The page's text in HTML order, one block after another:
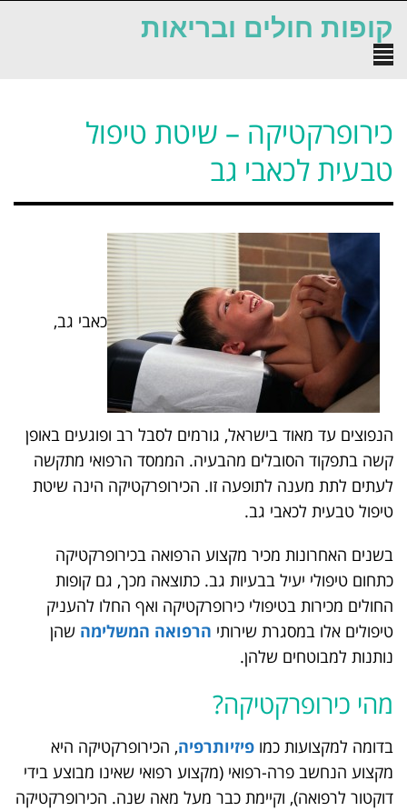
קופות חולים ובריאות
תפריט
כירופרקטיקה – שיטת טיפול
טבעית לכאבי גב
כאבי גב,
הנפוצים עד מאוד בישראל, גורמים לסבל רב ופוגעים באופן
קשה בתפקוד הסובלים מהבעיה. הממסד הרפואי מתקשה
לעתים לתת מענה לתופעה זו. הכירופרקטיקה הינה שיטת
טיפול טבעית לכאבי גב.
בשנים האחרונות מכיר מקצוע הרפואה בכירופרקטיקה
כתחום טיפולי יעיל בבעיות גב. כתוצאה מכך, גם קופות
החולים מכירות בטיפולי כירופרקטיקה ואף החלו להעניק
טיפולים אלו במסגרת שירותי הרפואה המשלימה שהן
נותנות למבוטחים שלהן.
מהי כירופרקטיקה?
בדומה למקצועות כמו פיזיותרפיה, הכירופרקטיקה היא
מקצוע הנחשב פרה-רפואי (מקצוע רפואי שאינו מבוצע בידי
דוקטור לרפואה), וקיימת כבר מעל מאה שנה. הכירופרקטיקה